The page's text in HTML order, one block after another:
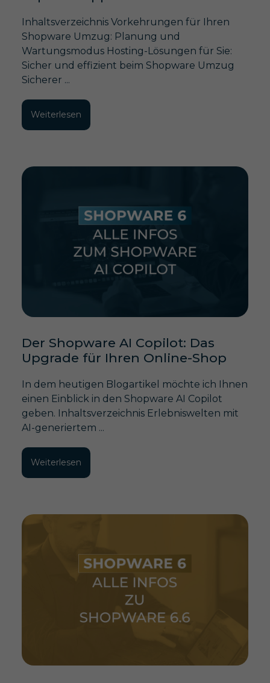
Inhaltsverzeichnis Vorkehrungen für Ihren
Shopware Umzug: Planung und
Wartungsmodus Hosting-Lösungen für Sie:
Sicher und effizient beim Shopware Umzug
Sicherer ...
Weiterlesen
Der Shopware AI Copilot: Das
Upgrade für Ihren Online-Shop
In dem heutigen Blogartikel möchte ich Ihnen
einen Einblick in den Shopware AI Copilot
geben. Inhaltsverzeichnis Erlebniswelten mit
AI-generiertem ...
Weiterlesen